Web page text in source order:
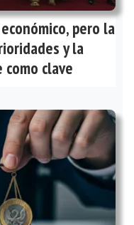
pero la
y la
clave